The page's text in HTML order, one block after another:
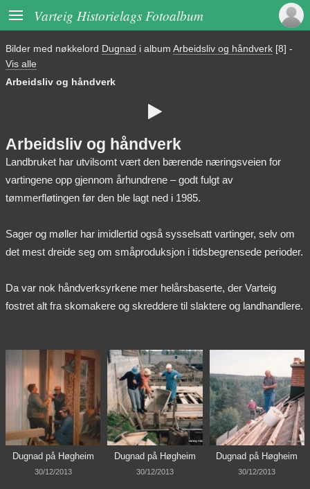
 Varteig Historielags Fotoalbum
Bilder med nøkkelord Dugnad i album Arbeidsliv og håndverk [8] -
Vis alle
Arbeidsliv og håndverk

Arbeidsliv og håndverk
Landbruket har utvilsomt vært den bærende næringsveien for
vartingene opp gjennom århundrene – godt fulgt av
tømmerfløtingen før den ble lagt ned i 1985.
Sager og møller har imidlertid også sysselsatt vartinger, selv om
det mest dreide seg om småproduksjon i tidsbegrensede perioder.
Da var nok håndverksyrkene mer helårsbaserte, der Varteig
fostret alt fra skomakere og skreddere til slaktere og landhandlere.
Dugnad på Høgheim
30/12/2013
Dugnad på Høgheim
30/12/2013
Dugnad på Høgheim
30/12/2013